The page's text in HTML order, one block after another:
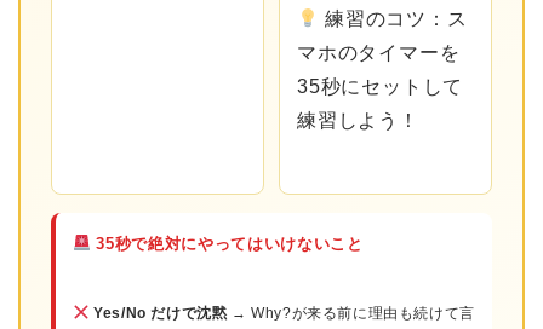
練習のコツ：ス
マホのタイマーを
35秒にセットして
練習しよう！
35秒で絶対にやってはいけないこと
Yes/No だけで沈黙 → Why?が来る前に理由も続けて言